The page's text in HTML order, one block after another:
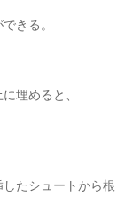
きる。
埋めると、
たシュートから根